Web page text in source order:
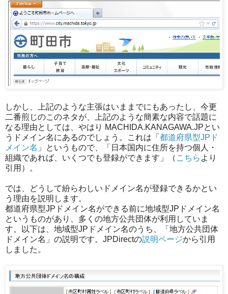
しかし、上記のような主張はいままでにもあったし、今更
二番煎じのこのネタが、上記のような簡素な内容で話題に
なる理由としては、やはり MACHIDA.KANAGAWA.JPとい
うドメイン名にあるのでしょう。これは「 都道府県型JPド
メイン名 」というもので、「日本国内に住所を持つ個人・
組織であれば、いくつでも登録ができます」（ こちら より
引用）。
では、どうして紛らわしいドメイン名が登録できるかとい
う理由を説明します。
都道府県型JPドメイン名ができる前に地域型JPドメイン名
というものがあり、多くの地方公共団体が利用していま
す。以下は、地域型JPドメイン名のうち、「地方公共団体
ドメイン名」の説明です。JPDirectの説明ページから引用
しました。